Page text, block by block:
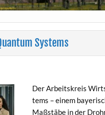
Systems
Der Arbeit­skreis
tems – einem
Maßstäbe in der